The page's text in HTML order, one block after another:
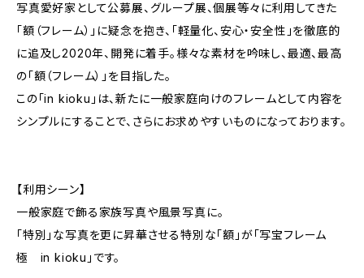
写真愛好家として公募展、グループ展、個展等々に利用してきた
「額（フレーム）」に疑念を抱き、「軽量化、安心・安全性」を徹底的
に追及し2020年、開発に着手。様々な素材を吟味し、最適、最高
の「額（フレーム）」を目指した。
この「in kioku」は、新たに一般家庭向けのフレームとして内容を
シンプルにすることで、さらにお求めやすいものになっております。
【利用シーン】
一般家庭で飾る家族写真や風景写真に。
「特別」な写真を更に昇華させる特別な「額」が「写宝フレーム
極 in kioku」です。